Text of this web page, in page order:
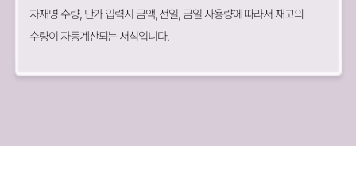
자재명 수량, 단가 입력시 금액, 전일, 금일 사용량에 따라서 재고의
수량이 자동계산되는 서식입니다.